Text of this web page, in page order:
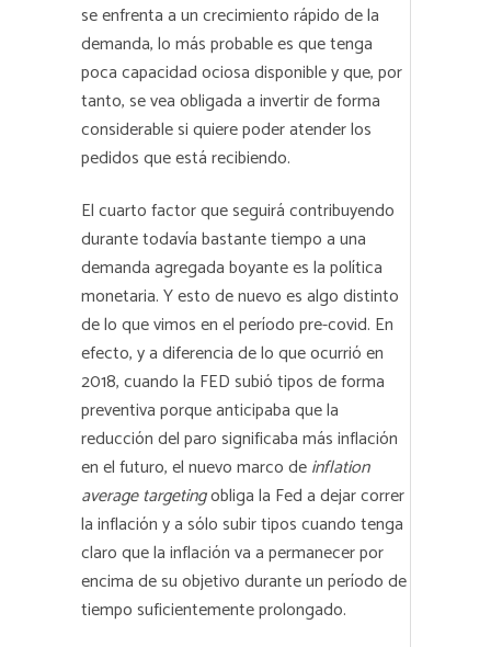
se enfrenta a un crecimiento rápido de la
demanda, lo más probable es que tenga
poca capacidad ociosa disponible y que, por
tanto, se vea obligada a invertir de forma
considerable si quiere poder atender los
pedidos que está recibiendo.
El cuarto factor que seguirá contribuyendo
durante todavía bastante tiempo a una
demanda agregada boyante es la política
monetaria. Y esto de nuevo es algo distinto
de lo que vimos en el período pre-covid. En
efecto, y a diferencia de lo que ocurrió en
2018, cuando la FED subió tipos de forma
preventiva porque anticipaba que la
reducción del paro significaba más inflación
en el futuro, el nuevo marco deinflation
average targetingobliga la Fed a dejar correr
la inflación y a sólo subir tipos cuando tenga
claro que la inflación va a permanecer por
encima de su objetivo durante un período de
tiempo suficientemente prolongado.